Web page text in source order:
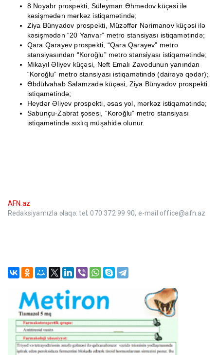
8 Noyabr prospekti, Süleyman Əhmədov küçəsi ilə
kəsişmədən mərkəz istiqamətində;
Ziya Bünyadov prospekti, Müzəffər Nərimanov küçəsi ilə
kəsişmədən “20 Yanvar” metro stansiyası istiqamətində;
Qara Qarayev prospekti, “Qara Qarayev” metro
stansiyasından “Koroğlu” metro stansiyası istiqamətində;
Mikayıl Əliyev küçəsi, Neft Emalı Zavodunun yanından
“Koroğlu” metro stansiyası istiqamətində (dairəyə qədər);
Əbdülvahab Salamzadə küçəsi, Ziya Bünyadov prospekti
istiqamətində;
Heydər Əliyev prospekti, əsas yol, mərkəz istiqamətində;
Sabunçu-Zabrat şosesi, “Koroğlu” metro stansiyası
istiqamətində sıxlıq müşahidə olunur.
AFN.az
Redaksiyamızla əlaqə: tel; 070 372 99 90, e-mail office@afn.az